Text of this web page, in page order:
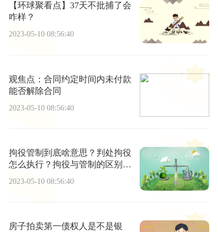
【环球聚看点】37天不批捕了会
咋样？
2023-05-10 08:56:40
观焦点：合同约定时间内未付款
能否解除合同
2023-05-10 08:56:40
拘役管制到底啥意思？判处拘役
怎么执行？拘役与管制的区别是
2023-05-10 08:56:40
房子拍卖第一债权人是不是银